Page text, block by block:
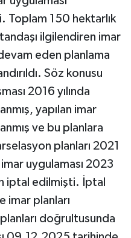
Toplam 150 hektarlık
ilgilendiren imar
eden planlama
Söz konusu
2016 yılında
yapılan imar
ve bu planlara
planları 2021
imar uygulaması 2023
iptal edilmişti. İptal
imar planları
doğrultusunda